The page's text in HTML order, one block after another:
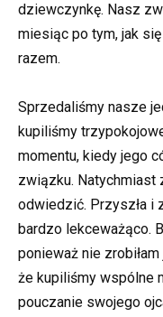
dziewczynkę. Nasz
miesiąc po tym, jak
razem.
Sprzedaliśmy nasze
kupiliśmy
momentu, kiedy jego
związku. Natychmiast
odwiedzić. Przyszła i
bardzo lekceważąco.
ponieważ nie zrobiłam
że kupiliśmy wspólne
pouczanie swojego